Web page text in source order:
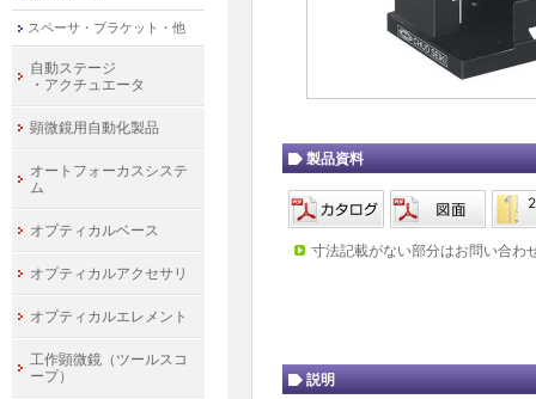
製品資料
寸法記載がない部分はお問い合わ
説明
スペーサ・ブラケット・他
自動ステージ
・アクチュエータ
顕微鏡用自動化製品
オートフォーカスシステ
ム
オプティカルベース
オプティカルアクセサリ
オプティカルエレメント
工作顕微鏡（ツールスコ
ープ）